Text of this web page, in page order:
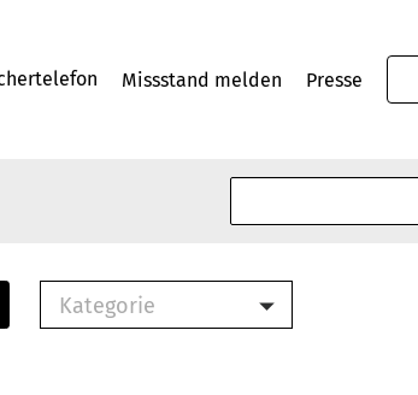
Missstand melden Presse
Kategorie